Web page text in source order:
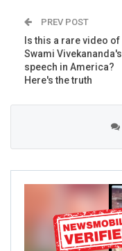
PREV POST
Is this a rare video of
Swami Vivekananda's
speech in America?
Here's the truth